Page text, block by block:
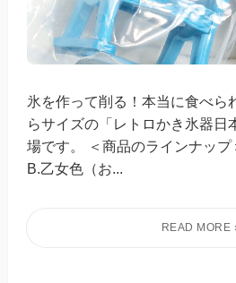
氷を作って削る！本当に食べら
らサイズの「レトロかき氷器日
場です。 ＜商品のラインナップ
B.乙女色（お...